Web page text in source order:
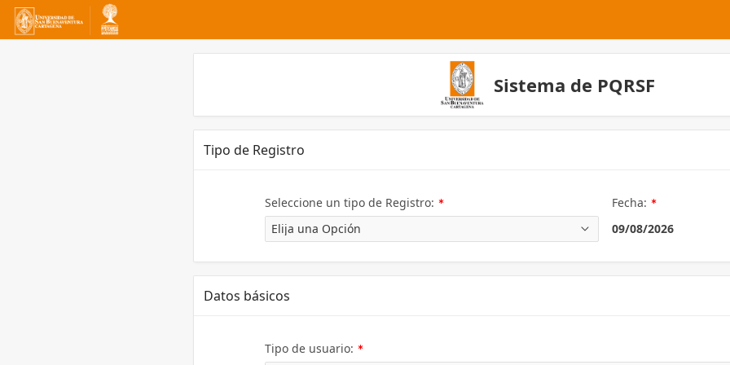
Sistema de PQRSF
Tipo de Registro
Seleccione un tipo de Registro: (Valor
Necesario)
Fecha: (Valor
09/08/2026
Datos básicos
Tipo de usuario: (Valor
Necesario)